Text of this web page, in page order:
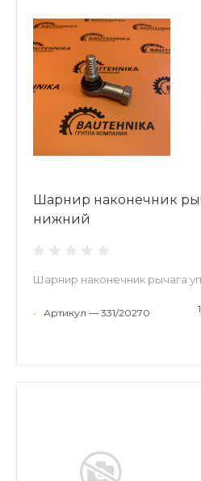
Шарнир наконечник
нижний
Шарнир наконечник рычага
• Артикул — 331/20270